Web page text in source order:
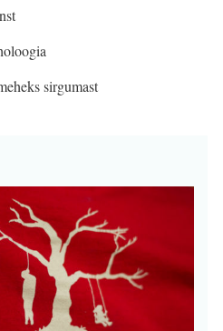
sirgumast